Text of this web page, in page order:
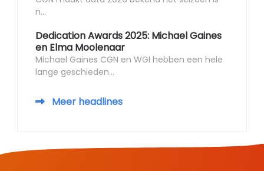
n...
Dedication Awards 2025: Michael Gaines
en Elma Moolenaar
Michael Gaines CGN en WGI hebben een hele
lange geschieden...
Meer headlines